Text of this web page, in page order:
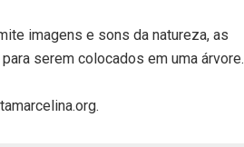
imagens e sons da natureza, as
serem colocados em uma árvore.